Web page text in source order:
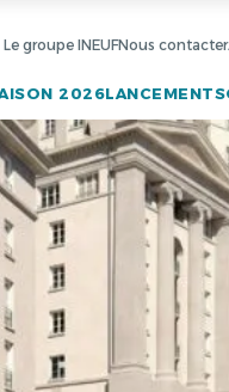
Le groupe INEUFNous contacter
2026LANCEMENTS